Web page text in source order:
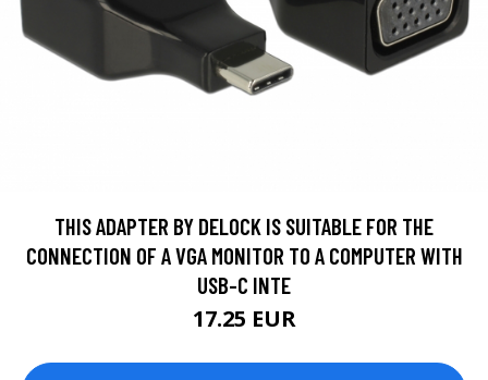
THIS ADAPTER BY DELOCK IS SUITABLE FOR THE
CONNECTION OF A VGA MONITOR TO A COMPUTER WITH
USB-C INTE
17.25 EUR